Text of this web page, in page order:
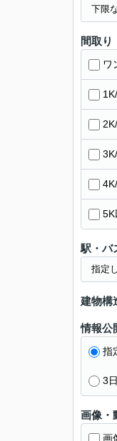
間取り
ワ
5K
駅・バ
建物構
情報公
指
3
画像・
画